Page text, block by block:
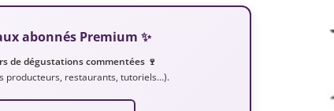
abonnés Premium ✨
de dégustations commentées 🍷
producteurs, restaurants, tutoriels…).